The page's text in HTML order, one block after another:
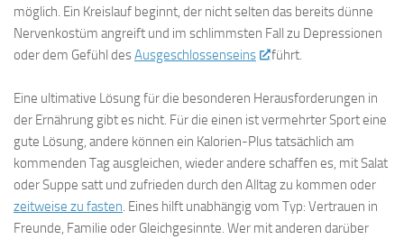
möglich. Ein Kreislauf beginnt, der nicht selten das bereits dünne
Nervenkostüm angreift und im schlimmsten Fall zu Depressionen
oder dem Gefühl desAusgeschlossenseins führt.
Eine ultimative Lösung für die besonderen Herausforderungen in
der Ernährung gibt es nicht. Für die einen ist vermehrter Sport eine
gute Lösung, andere können ein Kalorien-Plus tatsächlich am
kommenden Tag ausgleichen, wieder andere schaffen es, mit Salat
oder Suppe satt und zufrieden durch den Alltag zu kommen oder
zeitweise zu fasten. Eines hilft unabhängig vom Typ: Vertrauen in
Freunde, Familie oder Gleichgesinnte. Wer mit anderen darüber